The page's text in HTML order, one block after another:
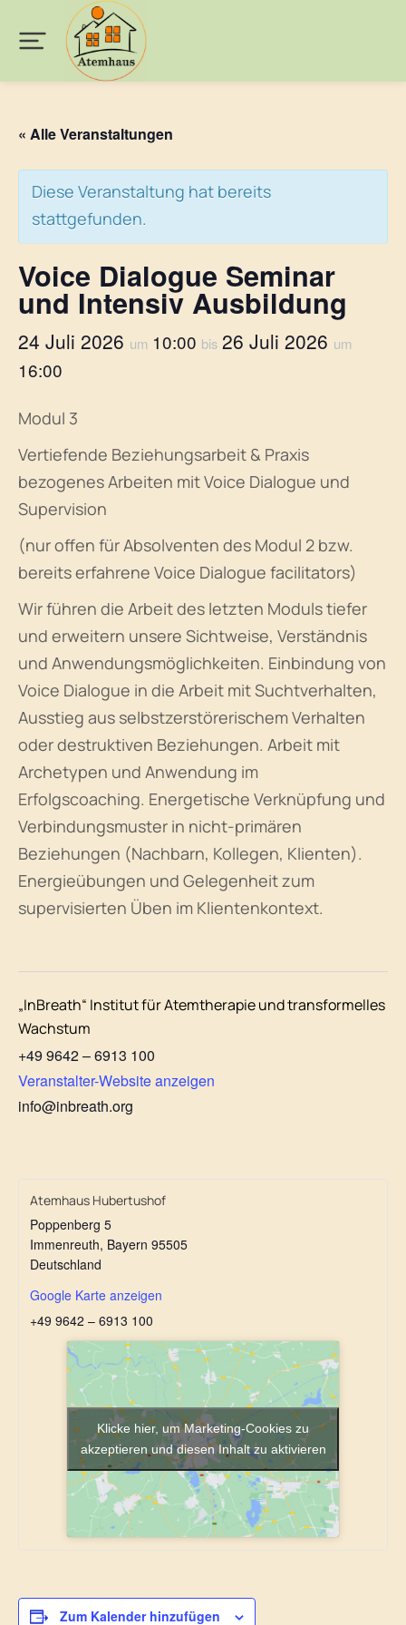
« Alle Veranstaltungen
Diese Veranstaltung hat bereits
stattgefunden.
Voice Dialogue Seminar
und Intensiv Ausbildung
24 Juli 2026 um 10:00 bis 26 Juli 2026 um
16:00
Modul 3
Vertiefende Beziehungsarbeit & Praxis
bezogenes Arbeiten mit Voice Dialogue und
Supervision
(nur offen für Absolventen des Modul 2 bzw.
bereits erfahrene Voice Dialogue facilitators)
Wir führen die Arbeit des letzten Moduls tiefer
und erweitern unsere Sichtweise, Verständnis
und Anwendungsmöglichkeiten. Einbindung von
Voice Dialogue in die Arbeit mit Suchtverhalten,
Ausstieg aus selbstzerstörerischem Verhalten
oder destruktiven Beziehungen. Arbeit mit
Archetypen und Anwendung im
Erfolgscoaching. Energetische Verknüpfung und
Verbindungsmuster in nicht-primären
Beziehungen (Nachbarn, Kollegen, Klienten).
Energieübungen und Gelegenheit zum
supervisierten Üben im Klientenkontext.
„InBreath“ Institut für Atemtherapie und transformelles
Wachstum
+49 9642 – 6913 100
Veranstalter-Website anzeigen
info@inbreath.org
Atemhaus Hubertushof
Poppenberg 5
Immenreuth, Bayern 95505
Deutschland
Google Karte anzeigen
+49 9642 – 6913 100
Klicke hier, um Marketing-Cookies zu
akzeptieren und diesen Inhalt zu aktivieren
Zum Kalender hinzufügen